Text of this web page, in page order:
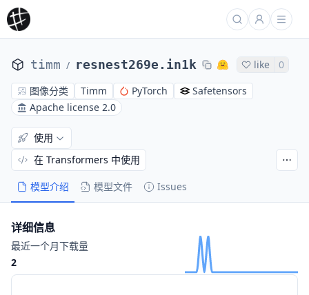
timm / resnest269e.in1k like
0
图像分类
Timm PyTorch
Safetensors
Apache license 2.0
模型介绍 模型文件 Issues
使用
在 Transformers 中使用
详细信息
最近一个月下载量
2